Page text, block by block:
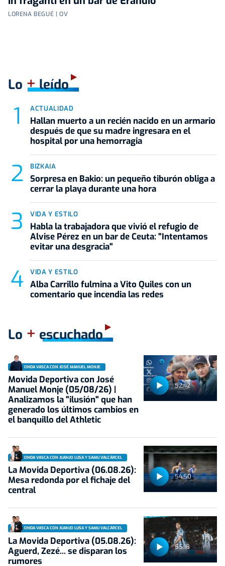
LORENA BEGUÉ | OV
Lo +leído
ACTUALIDAD
Hallan muerto a un recién nacido en un armario
después de que su madre ingresara en el
hospital por una hemorragia
BIZKAIA
Sorpresa en Bakio: un pequeño tiburón obliga a
cerrar la playa durante una hora
VIDA Y ESTILO
Habla la trabajadora que vivió el refugio de
Alvise Pérez en un bar de Ceuta: "Intentamos
evitar una desgracia"
VIDA Y ESTILO
Alba Carrillo fulmina a Vito Quiles con un
comentario que incendia las redes
Lo + escuchado
52:42
ONDA VASCA CON JOSÉ MANUEL MONJE
Movida Deportiva con José
Manuel Monje (05/08/26) |
Analizamos la "ilusión" que han
generado los últimos cambios en
el banquillo del Athletic
54:50
ONDA VASCA CON JUANJO LUSA Y SAMU VALCÁRCEL
La Movida Deportiva (06.08.26):
Mesa redonda por el fichaje del
central
55:18
ONDA VASCA CON JUANJO LUSA Y SAMU VALCÁRCEL
La Movida Deportiva (05.08.26):
Aguerd, Zezé... se disparan los
rumores